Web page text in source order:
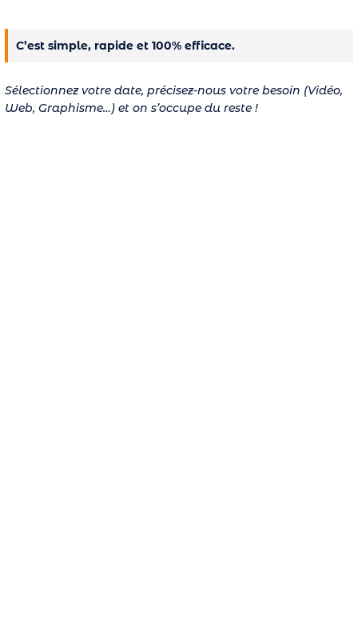
C’est simple, rapide et 100% efficace.
Sélectionnez votre date, précisez-nous votre besoin (Vidéo,
Web, Graphisme…) et on s’occupe du reste !